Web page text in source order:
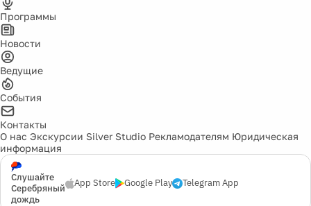
Программы
Новости
Ведущие
События
Контакты
О нас Экскурсии Silver Studio Рекламодателям Юридическая
информация
Слушайте
Серебряный
дождь
App Store Google Play Telegram App